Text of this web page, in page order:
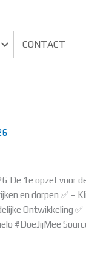
CONTACT
De 1e opzet voor
en dorpen ✅ –
Ontwikkeling
#DoeJijMee
2022-2026